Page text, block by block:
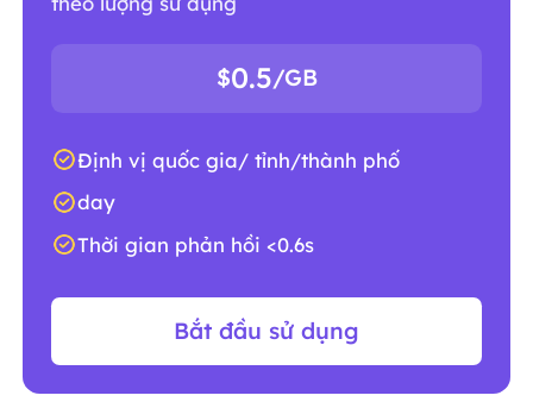
$0.5/GB
Định vị quốc gia/ tỉnh/thành phố
day
Thời gian phản hồi <0.6s
Bắt đầu sử dụng